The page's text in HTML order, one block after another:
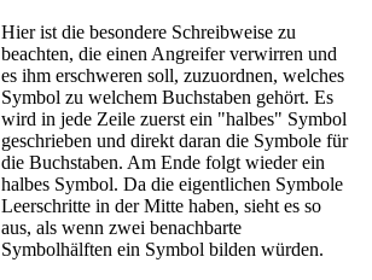
Hier ist die besondere Schreibweise zu
beachten, die einen Angreifer verwirren und
es ihm erschweren soll, zuzuordnen, welches
Symbol zu welchem Buchstaben gehört. Es
wird in jede Zeile zuerst ein "halbes" Symbol
geschrieben und direkt daran die Symbole für
die Buchstaben. Am Ende folgt wieder ein
halbes Symbol. Da die eigentlichen Symbole
Leerschritte in der Mitte haben, sieht es so
aus, als wenn zwei benachbarte
Symbolhälften ein Symbol bilden würden.